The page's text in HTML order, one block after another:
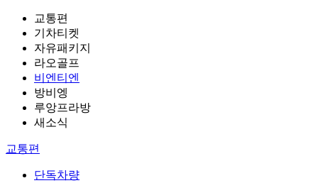
교통편
기차티켓
자유패키지
라오골프
비엔티엔
방비엥
루앙프라방
새소식
교통편
단독차량